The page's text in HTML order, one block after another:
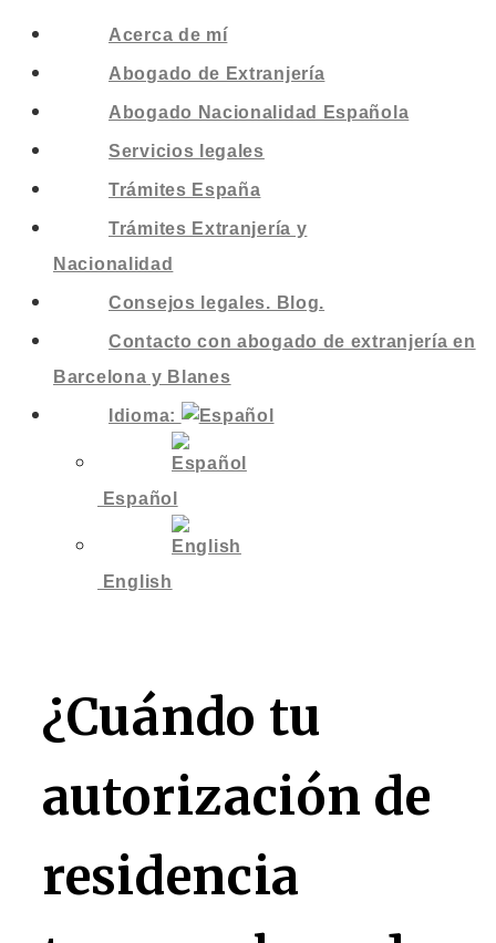
Acerca de mí
Abogado de Extranjería
Abogado Nacionalidad Española
Servicios legales
Trámites España
Trámites Extranjería y
Nacionalidad
Consejos legales. Blog.
Contacto con abogado de extranjería en
Barcelona y Blanes
Idioma:
Español
English
¿Cuándo tu
autorización de
residencia